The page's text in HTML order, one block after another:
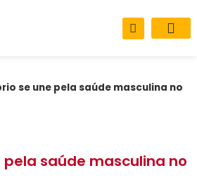
se une pela saúde masculina no
pela saúde masculina no